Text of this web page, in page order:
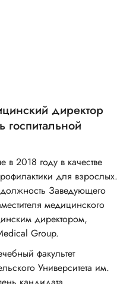
директор
в 2018 году в качестве
для взрослых.
Заведующего
медицинского
директором,
Group.
факультет
Университета им.